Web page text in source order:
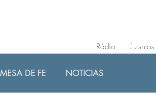
MESA DE FE NOTICIAS
Rádio Eventos